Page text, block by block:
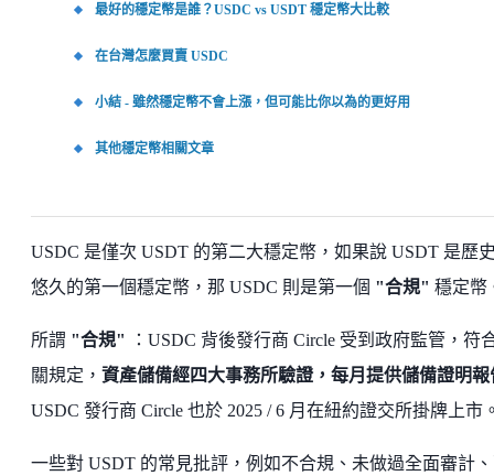
最好的穩定幣是誰？USDC vs USDT 穩定幣大比較
在台灣怎麼買賣 USDC
小結 - 雖然穩定幣不會上漲，但可能比你以為的更好用
其他穩定幣相關文章
USDC 是僅次 USDT 的第二大穩定幣，如果說 USDT 是歷
悠久的第一個穩定幣，那 USDC 則是第一個 "合規" 穩定幣
所謂 "合規"
：USDC 背後發行商 Circle 受到政府監管，符
關規定， 資產儲備經四大事務所驗證，每月提供儲備證明報
USDC 發行商 Circle 也於 2025 / 6 月在紐約證交所掛牌上市
一些對 USDT 的常見批評，例如不合規、未做過全面審計